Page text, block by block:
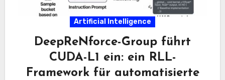
Artificial Intelligence
DeepReNforce-Group führt
CUDA-L1 ein: ein RLL-
Framework für automatisierte